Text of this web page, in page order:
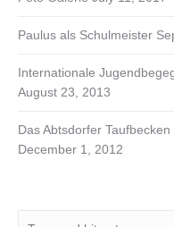
Paulus als Schulmeister
Internationale
August 23, 2013
Das Abtsdorfer
December 1, 2012